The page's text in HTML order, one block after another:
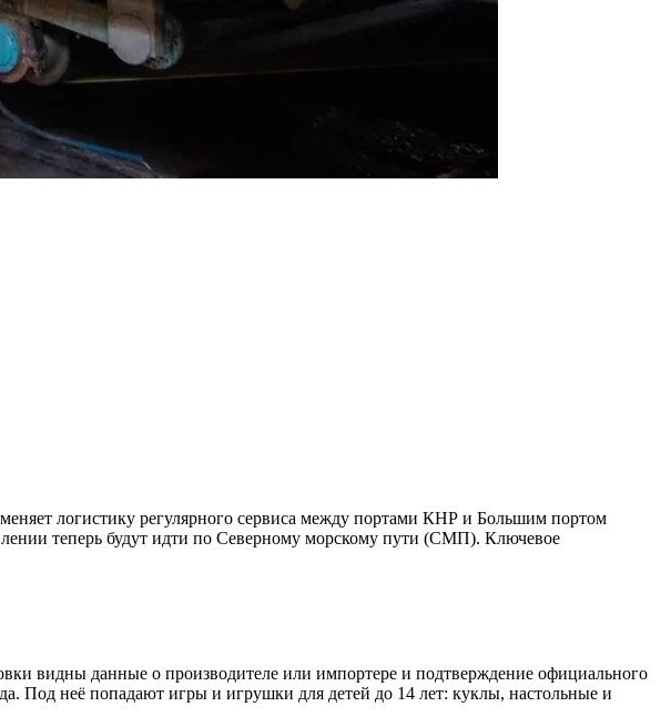
логистику регулярного сервиса между портами КНР и Большим портом
теперь будут идти по Северному морскому пути (СМП). Ключевое
видны данные о производителе или импортере и подтверждение официального
Под неё попадают игры и игрушки для детей до 14 лет: куклы, настольные и